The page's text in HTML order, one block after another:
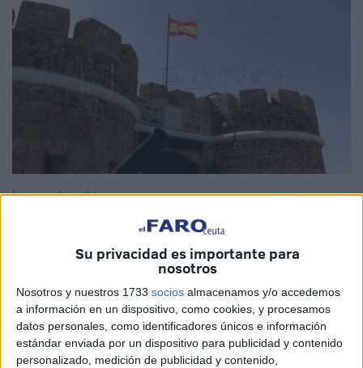
Su privacidad es importante para
nosotros
Nosotros y nuestros 1733 socios almacenamos y/o accedemos
a información en un dispositivo, como cookies, y procesamos
datos personales, como identificadores únicos e información
estándar enviada por un dispositivo para publicidad y contenido
personalizado, medición de publicidad y contenido,
Imagen de archivo
El Museo Histórico MilitarEl Desnarigado
apertura nocturna extraordinaria de sus instalaciones en
Ceuta para este próximo viernes5 de junio, en una
iniciativa que se enmarca dentro de las actividades
culturales del pasadoDía de las Fuerzas Armadas